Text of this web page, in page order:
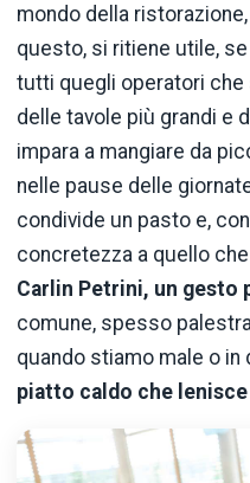
mondo della
questo, si ritiene utile,
tutti quegli operatori che
delle tavole più grandi e
impara a mangiare da
nelle pause delle
condivide un pasto e,
concretezza a quello
Carlin Petrini, un gesto
comune, spesso
quando stiamo male o in
piatto caldo che